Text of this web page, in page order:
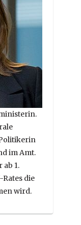
im Amt.
ab 1.
Rates die
wird.